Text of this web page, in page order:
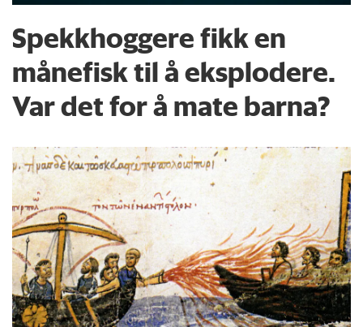
Spekkhoggere fikk en
månefisk til å eksplodere.
Var det for å mate barna?